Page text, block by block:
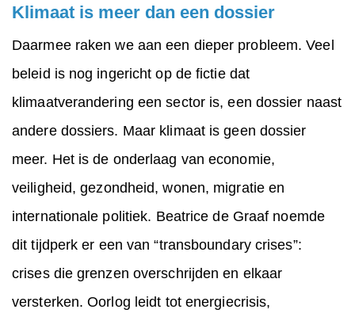
Klimaat is meer dan een dossier
Daarmee raken we aan een dieper probleem. Veel
beleid is nog ingericht op de fictie dat
klimaatverandering een sector is, een dossier naast
andere dossiers. Maar klimaat is geen dossier
meer. Het is de onderlaag van economie,
veiligheid, gezondheid, wonen, migratie en
internationale politiek. Beatrice de Graaf noemde
dit tijdperk er een van “transboundary crises”:
crises die grenzen overschrijden en elkaar
versterken. Oorlog leidt tot energiecrisis,